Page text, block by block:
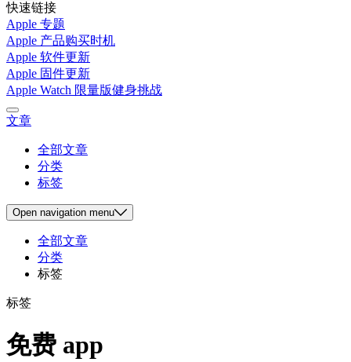
快速链接
Apple 专题
Apple 产品购买时机
Apple 软件更新
Apple 固件更新
Apple Watch 限量版健身挑战
文章
全部文章
分类
标签
Open navigation menu
全部文章
分类
标签
标签
免费 app